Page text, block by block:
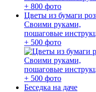
Цветы из бумаги
Своими руками,
пошаговые
+ 500 фото
Беседка на даче